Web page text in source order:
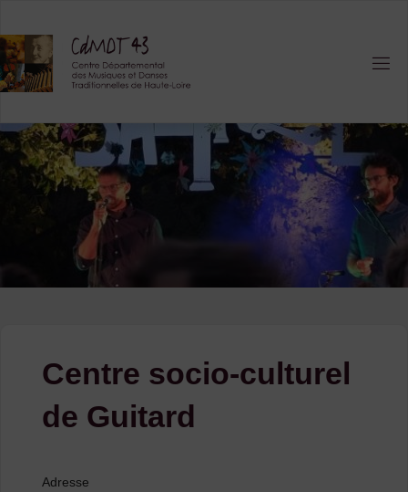
content
Centre socio-culturel
de Guitard
Adresse